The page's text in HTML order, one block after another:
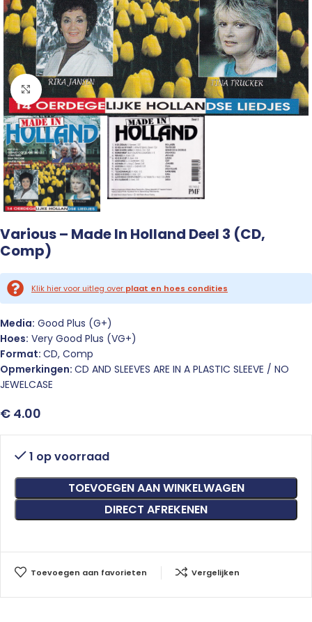
Click to enlarge
Various – Made In Holland Deel 3 (CD,
Comp)
Klik hier voor uitleg over plaat en hoes condities
Media: Good Plus (G+)
Hoes: Very Good Plus (VG+)
Format: CD, Comp
Opmerkingen: CD AND SLEEVES ARE IN A PLASTIC SLEEVE / NO
JEWELCASE
€ 4.00
1 op voorraad
TOEVOEGEN AAN WINKELWAGEN
DIRECT AFREKENEN
Toevoegen aan favorieten Vergelijken